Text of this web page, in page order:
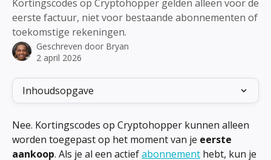
Kortingscodes op Cryptohopper gelden alleen voor de
eerste factuur, niet voor bestaande abonnementen of
toekomstige rekeningen.
Geschreven door Bryan
2 april 2026
Inhoudsopgave
Nee. Kortingscodes op Cryptohopper kunnen alleen
worden toegepast op het moment van je eerste
aankoop. Als je al een actief abonnement hebt, kun je